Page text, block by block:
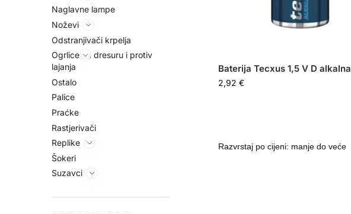
Baterija Tecxus 1,5 V D alkalna
2,92 €
Naglavne lampe
Noževi
Odstranjivači krpelja
Ogrlice za dresuru i protiv
lajanja
Ostalo
Palice
Praćke
Rastjerivači
Replike
Šokeri
Suzavci